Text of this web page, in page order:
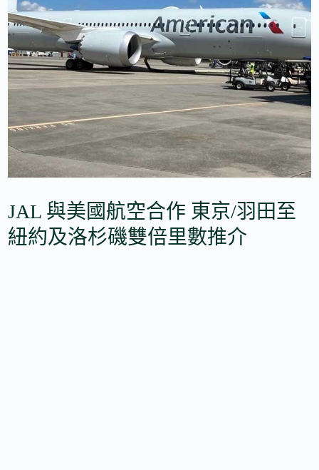
JAL 與美國航空合作 東京/羽田至
紐約及洛杉磯雙倍里數推介